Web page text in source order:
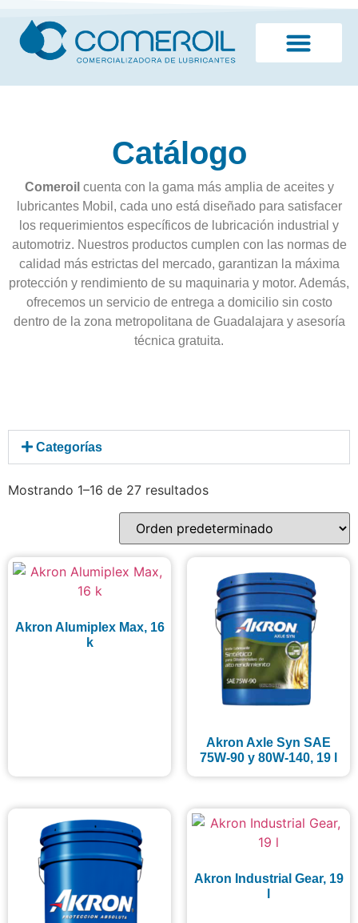
Catálogo
Comeroil cuenta con la gama más amplia de aceites y
lubricantes Mobil, cada uno está diseñado para satisfacer
los requerimientos específicos de lubricación industrial y
automotriz. Nuestros productos cumplen con las normas de
calidad más estrictas del mercado, garantizan la máxima
protección y rendimiento de su maquinaria y motor. Además,
ofrecemos un servicio de entrega a domicilio sin costo
dentro de la zona metropolitana de Guadalajara y asesoría
técnica gratuita.
Categorías
Mostrando 1–16 de 27 resultados
Akron Alumiplex Max, 16
k
Akron Axle Syn SAE
75W-90 y 80W-140, 19 l
Akron Industrial Gear, 19